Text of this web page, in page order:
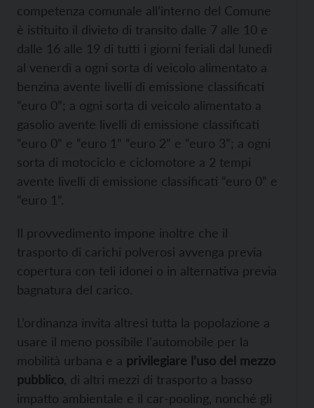
competenza comunale all’interno del Comune
è istituito il divieto di transito dalle 7 alle 10 e
dalle 16 alle 19 di tutti i giorni feriali dal lunedì
al venerdì a ogni sorta di veicolo alimentato a
benzina avente livelli di emissione classificati
“euro 0”; a ogni sorta di veicolo alimentato a
gasolio avente livelli di emissione classificati
“euro 0” e “euro 1” “euro 2” e “euro 3”; a ogni
sorta di motociclo e ciclomotore a 2 tempi
avente livelli di emissione classificati “euro 0” e
“euro 1”.
Il provvedimento impone inoltre che il
trasporto di carichi polverosi avvenga previa
copertura con teli idonei o in alternativa previa
bagnatura del carico.
L’ordinanza invita altresì tutta la popolazione a
usare il meno possibile l’automobile per la
mobilità urbana e a privilegiare l’uso del mezzo
pubblico , di altri mezzi di trasporto a basso
impatto ambientale e il car-pooling, nonché gli